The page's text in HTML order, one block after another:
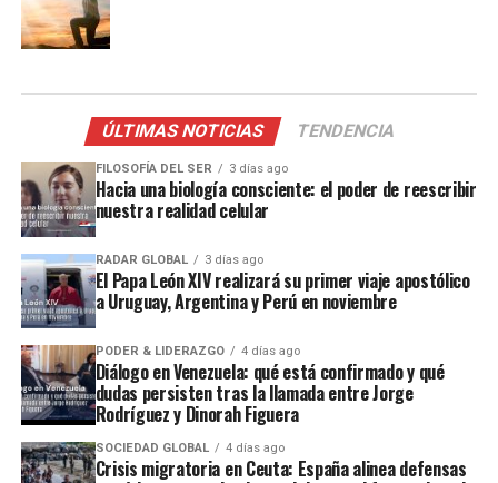
ÚLTIMAS NOTICIAS TENDENCIA
FILOSOFÍA DEL SER 3 días ago
Hacia una biología consciente: el poder de reescribir
nuestra realidad celular
RADAR GLOBAL 3 días ago
El Papa León XIV realizará su primer viaje apostólico
a Uruguay, Argentina y Perú en noviembre
PODER & LIDERAZGO 4 días ago
Diálogo en Venezuela: qué está confirmado y qué
dudas persisten tras la llamada entre Jorge
Rodríguez y Dinorah Figuera
SOCIEDAD GLOBAL 4 días ago
Crisis migratoria en Ceuta: España alinea defensas